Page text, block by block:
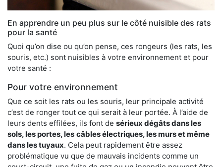
En apprendre un peu plus sur le côté nuisible des rats
pour la santé
Quoi qu’on dise ou qu’on pense, ces rongeurs (les rats, les
souris, etc.) sont nuisibles à votre environnement et pour
votre santé :
Pour votre environnement
Que ce soit les rats ou les souris, leur principale activité
c’est de ronger tout ce qui serait à leur portée. À l’aide de
leurs dents effilées, ils font de sérieux dégâts dans les
sols, les portes, les câbles électriques, les murs et même
dans les tuyaux. Cela peut rapidement être assez
problématique vu que de mauvais incidents comme un